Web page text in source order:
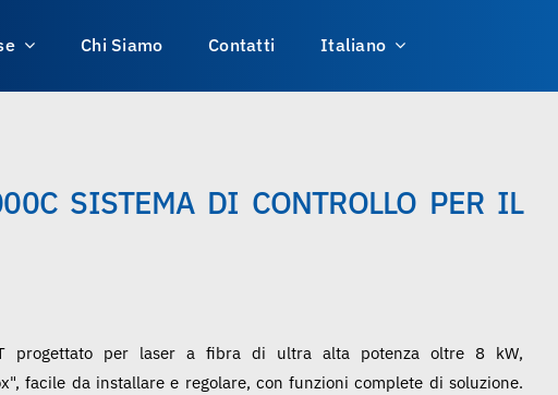
Chi Siamo Contatti Italiano
SISTEMA DI CONTROLLO PER IL
progettato per laser a fibra di ultra alta potenza oltre 8 kW,
facile da installare e regolare, con funzioni complete di soluzione.